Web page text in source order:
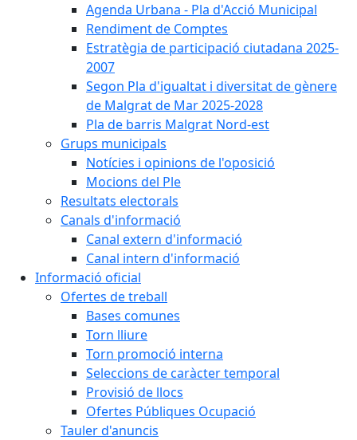
Agenda Urbana - Pla d'Acció Municipal
Rendiment de Comptes
Estratègia de participació ciutadana 2025-
2007
Segon Pla d'igualtat i diversitat de gènere
de Malgrat de Mar 2025-2028
Pla de barris Malgrat Nord-est
Grups municipals
Notícies i opinions de l'oposició
Mocions del Ple
Resultats electorals
Canals d'informació
Canal extern d'informació
Canal intern d'informació
Informació oficial
Ofertes de treball
Bases comunes
Torn lliure
Torn promoció interna
Seleccions de caràcter temporal
Provisió de llocs
Ofertes Públiques Ocupació
Tauler d'anuncis